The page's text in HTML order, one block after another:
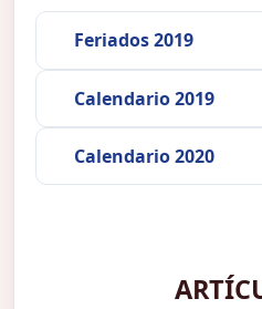
Feriados 2019
Calendario 2019
Calendario 2020